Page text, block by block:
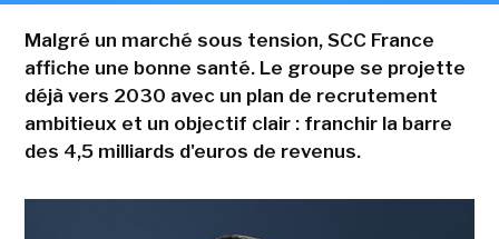
Malgré un marché sous tension, SCC France
affiche une bonne santé. Le groupe se projette
déjà vers 2030 avec un plan de recrutement
ambitieux et un objectif clair : franchir la barre
des 4,5 milliards d'euros de revenus.